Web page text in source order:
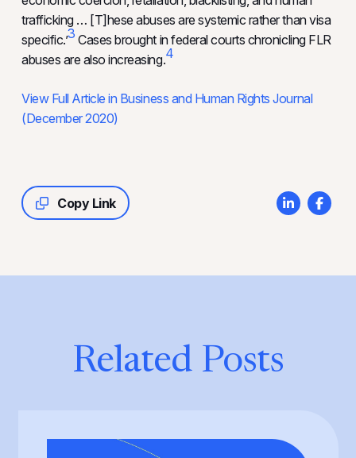
trafficking … [T]hese abuses are systemic rather than visa
specific.’3 Cases brought in federal courts chronicling FLR
abuses are also increasing.4
View Full Article in Business and Human Rights Journal
(December 2020)
Copy Link
Related Posts